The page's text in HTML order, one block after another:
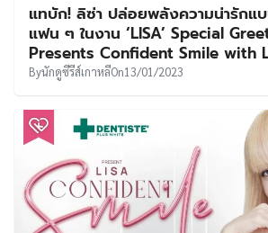
แทบัก! ลิซ่า ปล่อยพลังความน่ารักแ
แฟน ๆ ในงาน ‘LISA’ Special
Presents Confident Smile with
Byนักดูซีรีส์เกาหลีOn13/01/2023